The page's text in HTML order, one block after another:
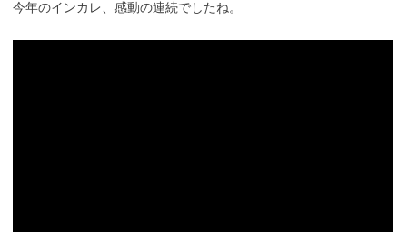
今年のインカレ、感動の連続でしたね。